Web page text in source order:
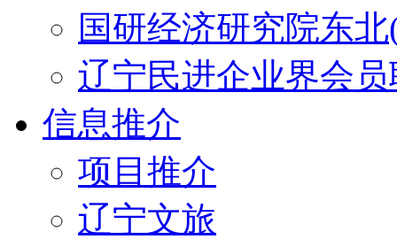
国研经济研究院东
辽宁民进企业界会
信息推介
项目推介
辽宁文旅